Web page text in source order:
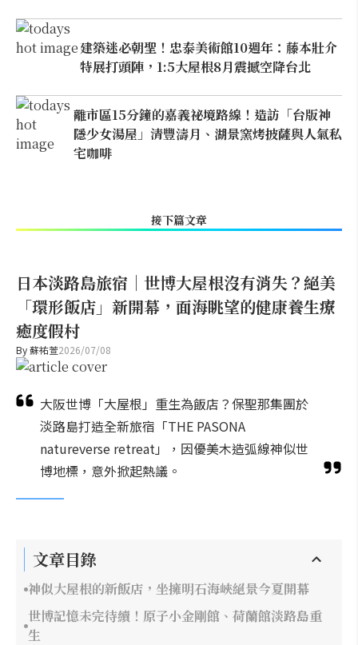
建築迷必朝聖！忠泰美術館10週年：藤本壯介
特展打頭陣，1:5大屋根8月震撼空降台北
離市區15分鐘的嘉義祕境路線！造訪「台版神
隱少女湯屋」清豐濤月、湖景窯烤披薩與人氣私
宅咖啡
接下篇文章
日本淡路島旅宿｜世博大屋根沒有消失？絕美
「環形飯店」新開幕，面海眺望的健康養生療
癒度假村
By蘇祐萱2026/07/08
大阪世博「大屋根」重生為飯店？保聖那集團於
淡路島打造全新旅宿「THE PASONA
natureverse retreat」，因優美木造弧線神似世
博地標，意外掀起熱議。
文章目錄
神似大屋根的新飯店，坐擁明石海峽絕景今夏開幕
世博記憶未完待續！原子小金剛館、荷蘭館淡路島重
生